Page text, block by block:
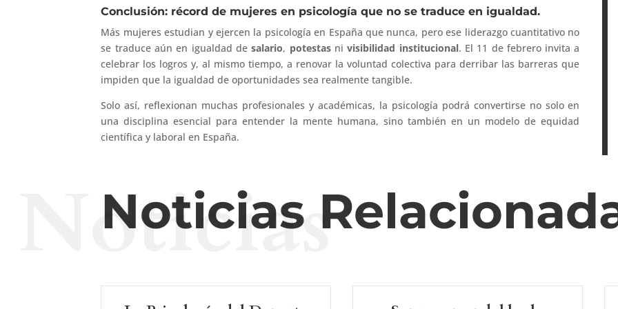
Conclusión: récord de mujeres en psicología que no se traduce en igualdad.
Más mujeres estudian y ejercen la psicología en España que nunca, pero ese liderazgo cuantitativo no
se traduce aún en igualdad desalario, potestasnivisibilidad institucional. El 11 de febrero invita a
celebrar los logros y, al mismo tiempo, a renovar la voluntad colectiva para derribar las barreras que
impiden que la igualdad de oportunidades sea realmente tangible.
Solo así, reflexionan muchas profesionales y académicas, la psicología podrá convertirse no solo en
una disciplina esencial para entender la mente humana, sino también en un modelo de equidad
científica y laboral en España.
Noticias
Noticias